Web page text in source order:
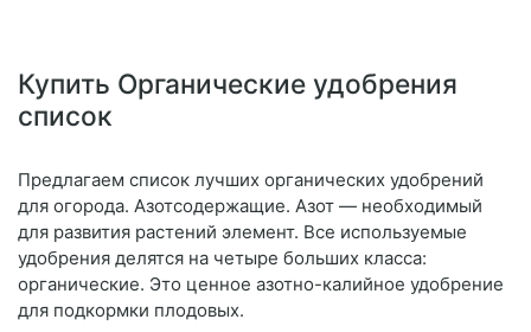
Купить Органические удобрения
список
Предлагаем список лучших органических удобрений
для огорода. Азотсодержащие. Азот — необходимый
для развития растений элемент. Все используемые
удобрения делятся на четыре больших класса:
органические. Это ценное азотно-калийное удобрение
для подкормки плодовых.